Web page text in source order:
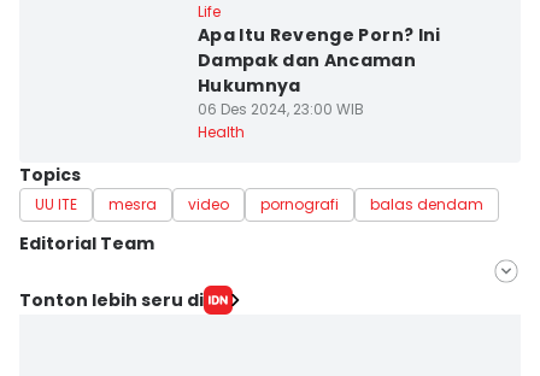
Life
Apa Itu Revenge Porn? Ini
Dampak dan Ancaman
Hukumnya
06 Des 2024, 23:00 WIB
Health
Topics
UU ITE mesra video pornografi balas dendam
Editorial Team
Editor
Tonton lebih seru di